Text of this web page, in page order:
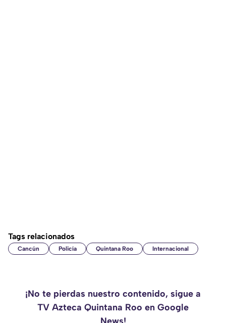
Tags relacionados
Cancún Policía Quintana Roo Internacional
¡No te pierdas nuestro contenido, sigue a
TV Azteca Quintana Roo en Google